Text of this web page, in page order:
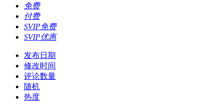
免费
付费
SVIP免费
SVIP优惠
发布日期
修改时间
评论数量
随机
热度